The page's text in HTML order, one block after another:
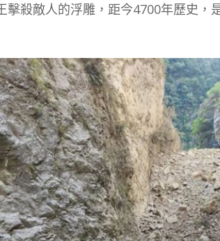
擊殺敵人的浮雕，距今4700年歷史，